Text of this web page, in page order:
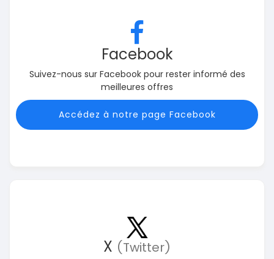
Facebook
Suivez-nous sur Facebook pour rester informé des
meilleures offres
Accédez à notre page Facebook
X (Twitter)